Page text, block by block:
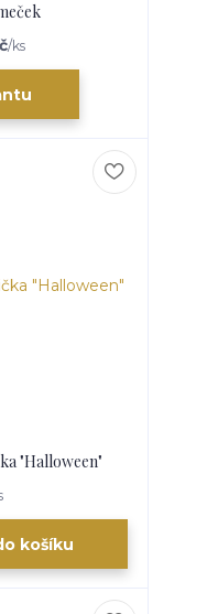
/ks
"Halloween"
košíku